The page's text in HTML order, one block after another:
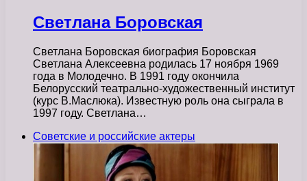
Светлана Боровская
Светлана Боровская биография Боровская
Светлана Алексеевна родилась 17 ноября 1969
года в Молодечно. В 1991 году окончила
Белорусский театрально-художественный институт
(курс В.Маслюка). Известную роль она сыграла в
1997 году. Светлана…
Советские и российские актеры